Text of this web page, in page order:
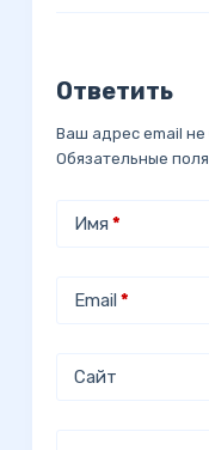
Ответить
Ваш адрес email не
Обязательные
Имя *
Email*
Сайт